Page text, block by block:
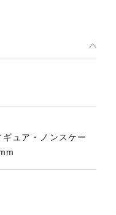
ュア・ノンスケー